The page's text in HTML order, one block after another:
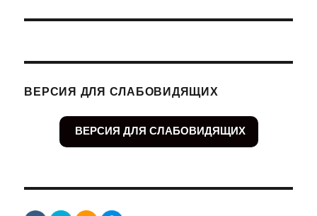
ВЕРСИЯ ДЛЯ СЛАБОВИДЯЩИХ
ВЕРСИЯ ДЛЯ СЛАБОВИДЯЩИХ